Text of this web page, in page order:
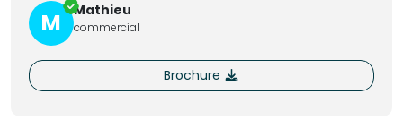
M Mathieu
commercial
Brochure